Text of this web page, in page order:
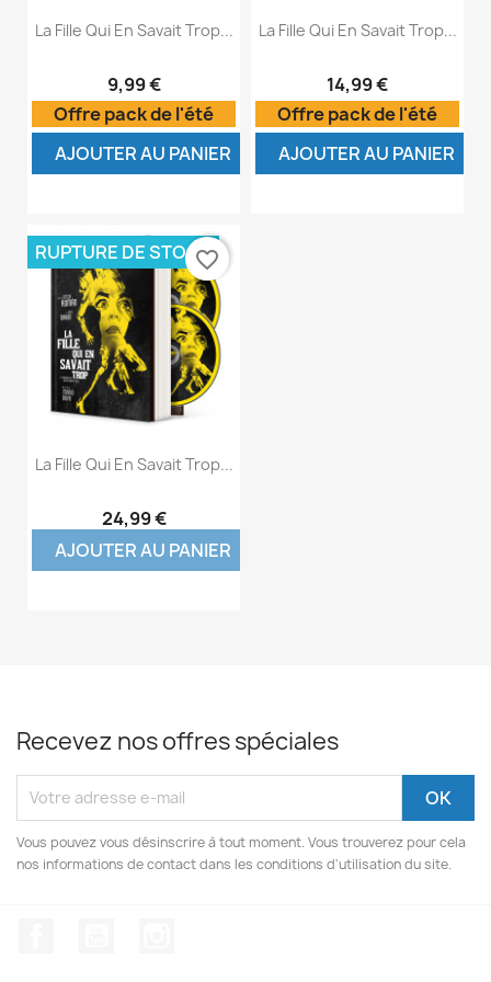
La Fille Qui En Savait Trop...
9,99 €
Offre pack de l'été
AJOUTER AU PANIER
La Fille Qui En Savait Trop...
14,99 €
Offre pack de l'été
AJOUTER AU PANIER
La Fille Qui En Savait Trop...
24,99 €
AJOUTER AU PANIER
RUPTURE DE STOCK
favorite_border
Recevez nos offres spéciales
Vous pouvez vous désinscrire à tout moment. Vous trouverez pour cela
nos informations de contact dans les conditions d'utilisation du site.